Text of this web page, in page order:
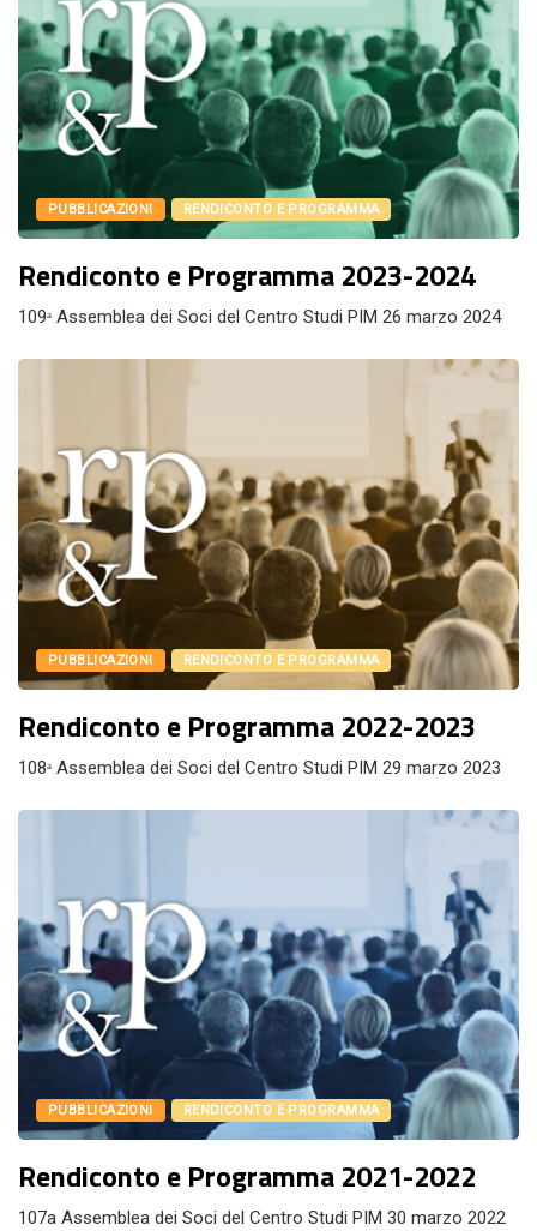
PUBBLICAZIONI RENDICONTO E PROGRAMMA
Rendiconto e Programma 2023-2024
109ᵃ Assemblea dei Soci del Centro Studi PIM 26 marzo 2024
PUBBLICAZIONI RENDICONTO E PROGRAMMA
Rendiconto e Programma 2022-2023
108ᵃ Assemblea dei Soci del Centro Studi PIM 29 marzo 2023
PUBBLICAZIONI RENDICONTO E PROGRAMMA
Rendiconto e Programma 2021-2022
107a Assemblea dei Soci del Centro Studi PIM 30 marzo 2022